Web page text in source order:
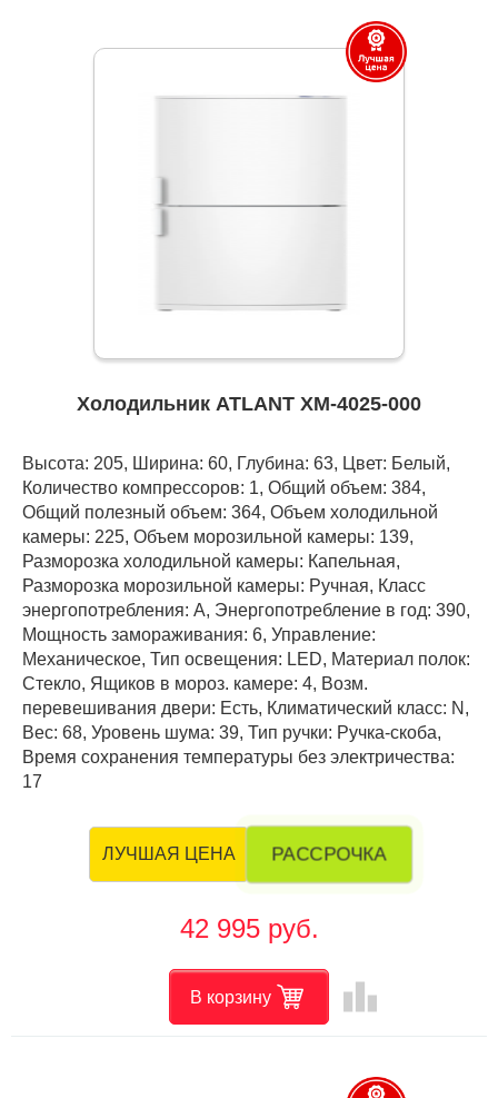
Холодильник ATLANT ХМ-4025-000
Высота: 205, Ширина: 60, Глубина: 63, Цвет: Белый,
Количество компрессоров: 1, Общий объем: 384,
Общий полезный объем: 364, Объем холодильной
камеры: 225, Объем морозильной камеры: 139,
Разморозка холодильной камеры: Капельная,
Разморозка морозильной камеры: Ручная, Класс
энергопотребления: А, Энергопотребление в год: 390,
Мощность замораживания: 6, Управление:
Механическое, Тип освещения: LED, Материал полок:
Стекло, Ящиков в мороз. камере: 4, Возм.
перевешивания двери: Есть, Климатический класс: N,
Вес: 68, Уровень шума: 39, Тип ручки: Ручка-скоба,
Время сохранения температуры без электричества:
17
ЛУЧШАЯ ЦЕНА РАССРОЧКА
42 995 руб.
В корзину leaderboard